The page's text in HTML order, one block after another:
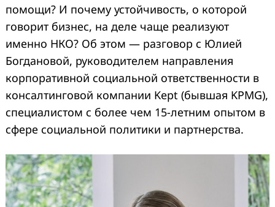
помощи? И почему устойчивость, о которой
говорит бизнес, на деле чаще реализуют
именно НКО? Об этом — разговор с Юлией
Богдановой, руководителем направления
корпоративной социальной ответственности в
консалтинговой компании Kept (бывшая KPMG),
специалистом с более чем 15-летним опытом в
сфере социальной политики и партнерства.